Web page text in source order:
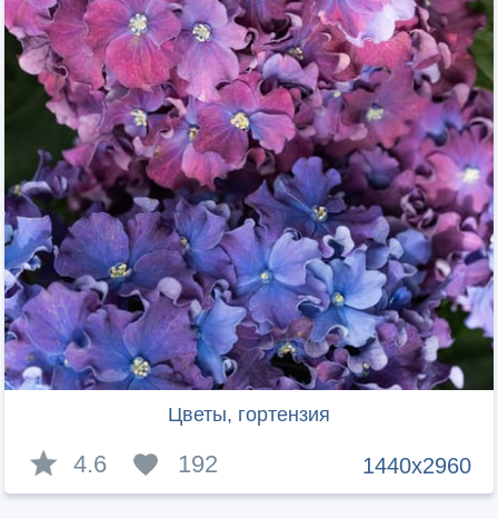
Цветы, гортензия
1440x2960
4.6 192